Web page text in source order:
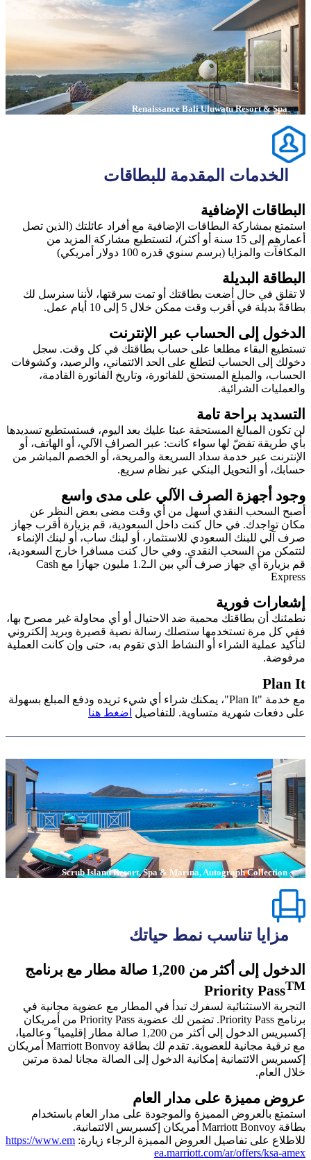
Renaissance Bali Uluwatu Resort & Spa
الخدمات المقدمة للبطاقات
البطاقات الإضافية
استمتع بمشاركة البطاقات الإضافية مع أفراد عائلتك (الذين تصل
أعمارهم إلى 15 سنة أو أكثر)، لتستطيع مشاركة المزيد من
المكافآت والمزايا (برسم سنوي قدره 100 دولار أمريكي)
البطاقة البديلة
لا تقلق في حال أضعت بطاقتك أو تمت سرقتها، لأننا سنرسل لك
بطاقةً بديلة في أقرب وقت ممكن خلال 5 إلى 10 أيام عمل.
الدخول إلى الحساب عبر الإنترنت
تستطيع البقاء مطلعا على حساب بطاقتك في كل وقت. سجل
دخولك إلى الحساب لتطلع على الحد الائتماني، والرصيد، وكشوفات
الحساب، والمبلغ المستحق للفاتورة، وتاريخ الفاتورة القادمة،
والعمليات الشرائية.
التسديد براحة تامة
لن تكون المبالغ المستحقة عبئا عليك بعد اليوم، فستستطيع تسديدها
بأي طريقة تفضّ لها سواء كانت: عبر الصراف الآلي، أو الهاتف، أو
الإنترنت عبر خدمة سداد السريعة والمريحة، أو الخصم المباشر من
حسابك، أو التحويل البنكي عبر نظام سريع.
وجود أجهزة الصرف الآلي على مدى واسع
أصبح السحب النقدي أسهل من أي وقت مضى بعض النظر عن
مكان تواجدك. في حال كنت داخل السعودية، قم بزيارة أقرب جهاز
صرف آلي للبنك السعودي للاستثمار، أو لبنك ساب، أو لبنك الإنماء
لتتمكن من السحب النقدي. وفي حال كنت مسافرا خارج السعودية،
قم بزيارة أي جهاز صرف آلي بين الـ1.2 مليون جهازا مع Cash
Express
إشعارات فورية
نطمئنك أن بطاقتك محمية ضد الاحتيال أو أي محاولة غير مصرح بها،
ففي كل مرة تستخدمها ستصلك رسالة نصية قصيرة وبريد إلكتروني
لتأكيد عملية الشراء أو النشاط الذي تقوم به، حتى وإن كانت العملية
مرفوضة.
Plan It
مع خدمة "Plan It"، يمكنك شراء أي شيء تريده ودفع المبلغ بسهولة
على دفعات شهرية متساوية. للتفاصيل اضغط هنا
Scrub Island Resort, Spa & Marina, Autograph Collection
مزايا تناسب نمط حياتك
الدخول إلى أكثر من 1,200 صالة مطار مع برنامج
Priority PassTM
التجربة الاستثنائية لسفرك تبدأ في المطار مع عضوية مجانية في
برنامج Priority Pass. تضمن لك عضوية Priority Pass من أمريكان
إكسبريس الدخول إلى أكثر من 1,200 صالة مطار إقليميا ً وعالميا،
مع ترقية مجانية للعضوية. تقدم لك بطاقة Marriott Bonvoy أمريكان
إكسبريس الائتمانية إمكانية الدخول إلى الصالة مجانا لمدة مرتين
خلال العام.
عروض مميزة على مدار العام
استمتع بالعروض المميزة والموجودة على مدار العام باستخدام
بطاقة Marriott Bonvoy أمريكان إكسبريس الائتمانية.
للاطلاع على تفاصيل العروض المميزة الرجاء زيارة:https://www.em
ea.marriott.com/ar/offers/ksa-amex